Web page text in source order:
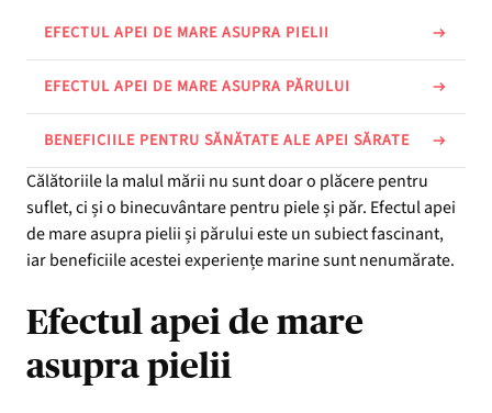
EFECTUL APEI DE MARE ASUPRA PIELII
EFECTUL APEI DE MARE ASUPRA PĂRULUI
BENEFICIILE PENTRU SĂNĂTATE ALE APEI SĂRATE
Călătoriile la malul mării nu sunt doar o plăcere pentru
suflet, ci și o binecuvântare pentru piele și păr. Efectul apei
de mare asupra pielii și părului este un subiect fascinant,
iar beneficiile acestei experiențe marine sunt nenumărate.
Efectul apei de mare
asupra pielii